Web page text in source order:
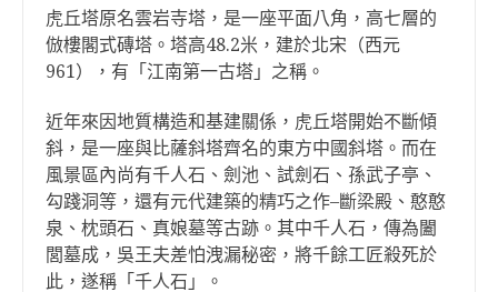
虎丘塔原名雲岩寺塔，是一座平面八角，高七層的
倣樓閣式磚塔。塔高48.2米，建於北宋（西元
961），有「江南第一古塔」之稱。
近年來因地質構造和基建關係，虎丘塔開始不斷傾
斜，是一座與比薩斜塔齊名的東方中國斜塔。而在
風景區內尚有千人石、劍池、試劍石、孫武子亭、
勾踐洞等，還有元代建築的精巧之作–斷梁殿、憨憨
泉、枕頭石、真娘墓等古跡。其中千人石，傳為闔
閭墓成，吳王夫差怕洩漏秘密，將千餘工匠殺死於
此，遂稱「千人石」。